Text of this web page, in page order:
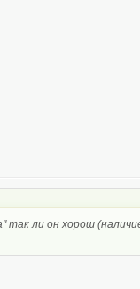
ли он хорош